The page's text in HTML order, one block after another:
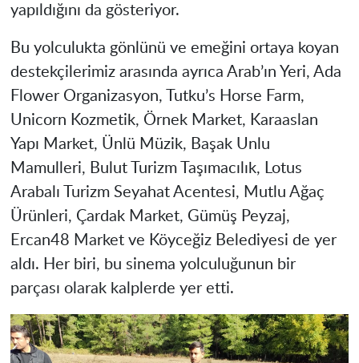
yapıldığını da gösteriyor.
Bu yolculukta gönlünü ve emeğini ortaya koyan
destekçilerimiz arasında ayrıca Arab’ın Yeri, Ada
Flower Organizasyon, Tutku’s Horse Farm,
Unicorn Kozmetik, Örnek Market, Karaaslan
Yapı Market, Ünlü Müzik, Başak Unlu
Mamulleri, Bulut Turizm Taşımacılık, Lotus
Arabalı Turizm Seyahat Acentesi, Mutlu Ağaç
Ürünleri, Çardak Market, Gümüş Peyzaj,
Ercan48 Market ve Köyceğiz Belediyesi de yer
aldı. Her biri, bu sinema yolculuğunun bir
parçası olarak kalplerde yer etti.